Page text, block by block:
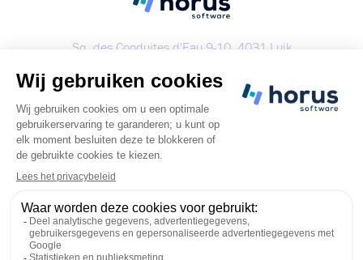
Sq. des Conduites d'Eau 9-10, 4031 Luik
info@horus-software.be
Boek een demo
Copyright 2023 - Alle rechten voorbehouden
Privacybeleid
Servicevoorwaarden